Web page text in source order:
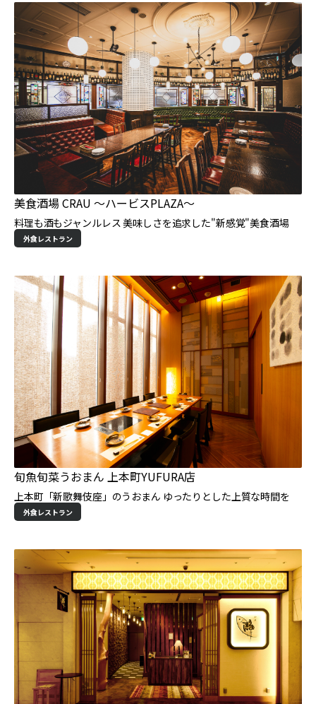
美食酒場 CRAU 〜ハービスPLAZA〜
料理も酒もジャンルレス 美味しさを追求した"新感覚"美食酒場
外食レストラン
旬魚旬菜うおまん 上本町YUFURA店
上本町「新歌舞伎座」のうおまん ゆったりとした上質な時間を
外食レストラン